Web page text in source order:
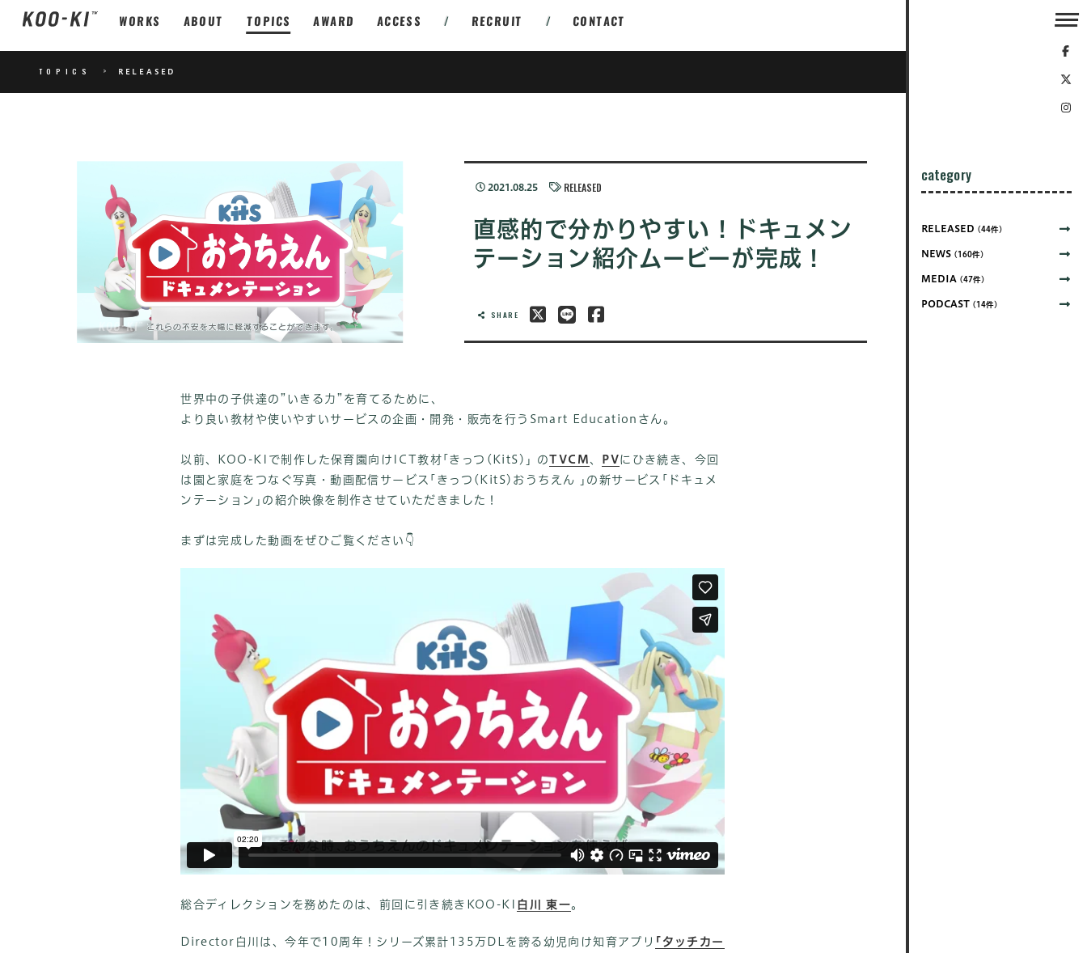
WORKS ABOUT TOPICS AWARD ACCESS / RECRUIT / CONTACT
TOPICS > RELEASED
2021.08.25 RELEASED
直感的で分かりやすい！ドキュメン
テーション紹介ムービーが完成！
SHARE
世界中の子供達の”いきる力”を育てるために、
より良い教材や使いやすいサービスの企画・開発・販売を行うSmart Educationさん。
以前、KOO-KIで制作した保育園向けICT教材｢きっつ(KitS)｣ のTVCM PVにひき続き、今回
は園と家庭をつなぐ写真・動画配信サービス｢きっつ(KitS)おうちえん ｣の新サービス｢ドキュメ
ンテーション｣の紹介映像を制作させていただきました！
まずは完成した動画をぜひご覧ください👇
総合ディレクションを務めたのは、前回に引き続きKOO-KI 白川 東一。
Director白川は、今年で10周年！シリーズ累計135万DLを誇る幼児向け知育アプリ ｢タッチカー
category
RELEASED (44件)
NEWS (160件)
MEDIA (47件)
PODCAST (14件)